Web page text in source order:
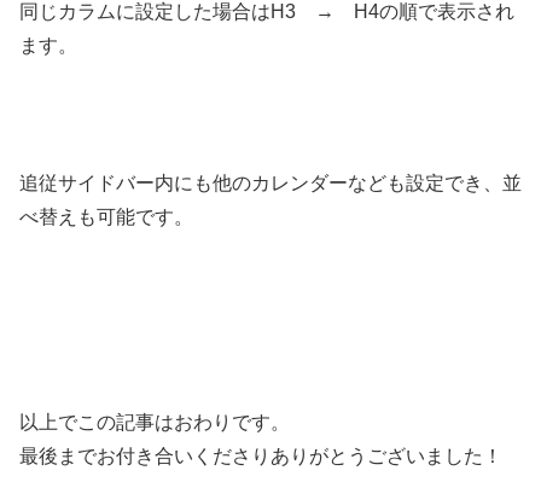
同じカラムに設定した場合はH3 → H4の順で表示され
ます。
追従サイドバー内にも他のカレンダーなども設定でき、並
べ替えも可能です。
以上でこの記事はおわりです。
最後までお付き合いくださりありがとうございました！